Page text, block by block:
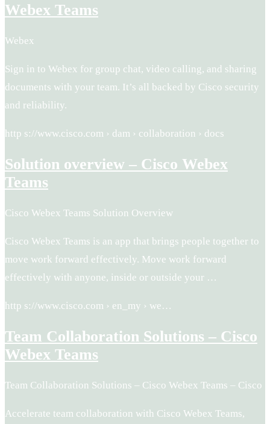
Webex Teams
Webex
Sign in to Webex for group chat, video calling, and sharing
documents with your team. It’s all backed by Cisco security
and reliability.
http s://www.cisco.com › dam › collaboration › docs
Solution overview – Cisco Webex
Teams
Cisco Webex Teams Solution Overview
Cisco Webex Teams is an app that brings people together to
move work forward effectively. Move work forward
effectively with anyone, inside or outside your …
http s://www.cisco.com › en_my › we…
Team Collaboration Solutions – Cisco
Webex Teams
Team Collaboration Solutions – Cisco Webex Teams – Cisco
Accelerate team collaboration with Cisco Webex Teams,